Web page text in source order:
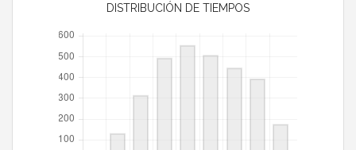
DISTRIBUCIÓN DE TIEMPOS